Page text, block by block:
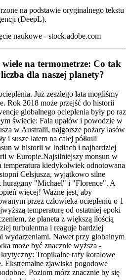
na podstawie oryginalnego tekstu
(DeepL).
na termometrze: Co tak
dla naszej planety?
Już zeszłego lata mogliśmy
Rok 2018 może przejść do historii
globalnego ocieplenia były po raz
świecie: Fala upałów i powodzie w
w Australii, najgorsze pożary lasów
i susze latem na całej półkuli
w historii w Indiach i najbardziej
w Europie.Najsilniejszy monsun w
temperatura kiedykolwiek odnotowana
Celsjusza, wyjątkowo silne
huragany "Michael" i "Florence". A
więcej! Ważne jest, aby
przez człowieka ociepleniu o 1
temperaturę od ostatniej epoki
że planeta z większą ilością
turbulentna i reaguje bardziej
wydarzeniami. Nawet przy globalnym
może być znacznie wyższa -
Tropikalne rafy koralowe
Ekstremalne zjawiska pogodowe
Poziom mórz znacznie by się